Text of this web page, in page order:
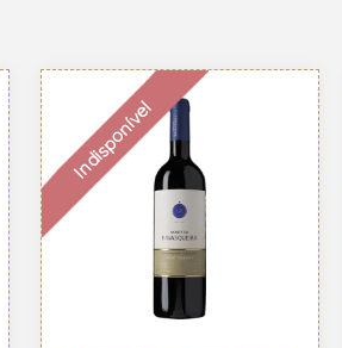
Indisponível